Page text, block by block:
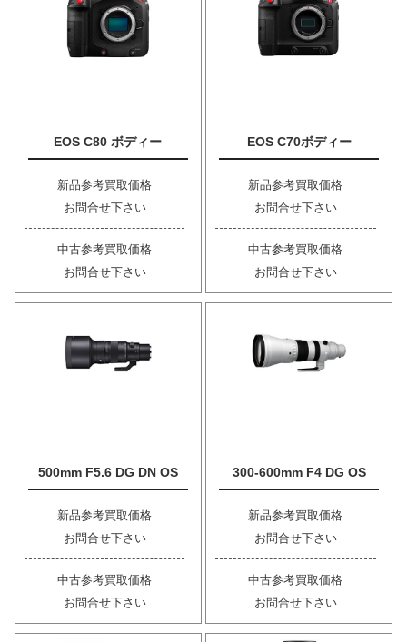
EOS C80 ボディー
新品参考買取価格
お問合せ下さい
中古参考買取価格
お問合せ下さい
EOS C70ボディー
新品参考買取価格
お問合せ下さい
中古参考買取価格
お問合せ下さい
500mm F5.6 DG DN OS
新品参考買取価格
お問合せ下さい
中古参考買取価格
お問合せ下さい
300-600mm F4 DG OS
新品参考買取価格
お問合せ下さい
中古参考買取価格
お問合せ下さい